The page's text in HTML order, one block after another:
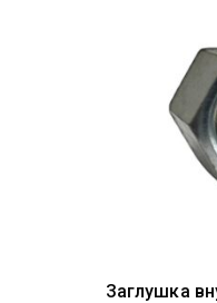
Заглушка